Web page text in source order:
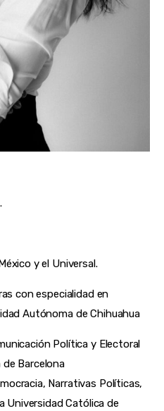
y el Universal.
con especialidad en
Autónoma de Chihuahua
Política y Electoral
Barcelona
Narrativas Políticas,
Universidad Católica de